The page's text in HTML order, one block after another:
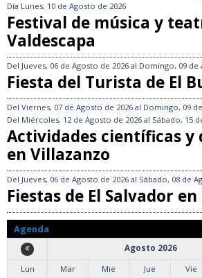
Día Lunes, 10 de Agosto de 2026
Festival de música y
Valdescapa
Del Jueves, 06 de Agosto de 2026 al Domingo, 09 de
Fiesta del Turista de El
Del Viernes, 07 de Agosto de 2026 al Domingo, 09
Del Miércoles, 12 de Agosto de 2026 al Sábado, 15
Actividades científicas
en Villazanzo
Del Jueves, 06 de Agosto de 2026 al Sábado, 08 de
Fiestas de El Salvador
Agenda
Agosto 2026
Lun
Mar Mie Jue Vie